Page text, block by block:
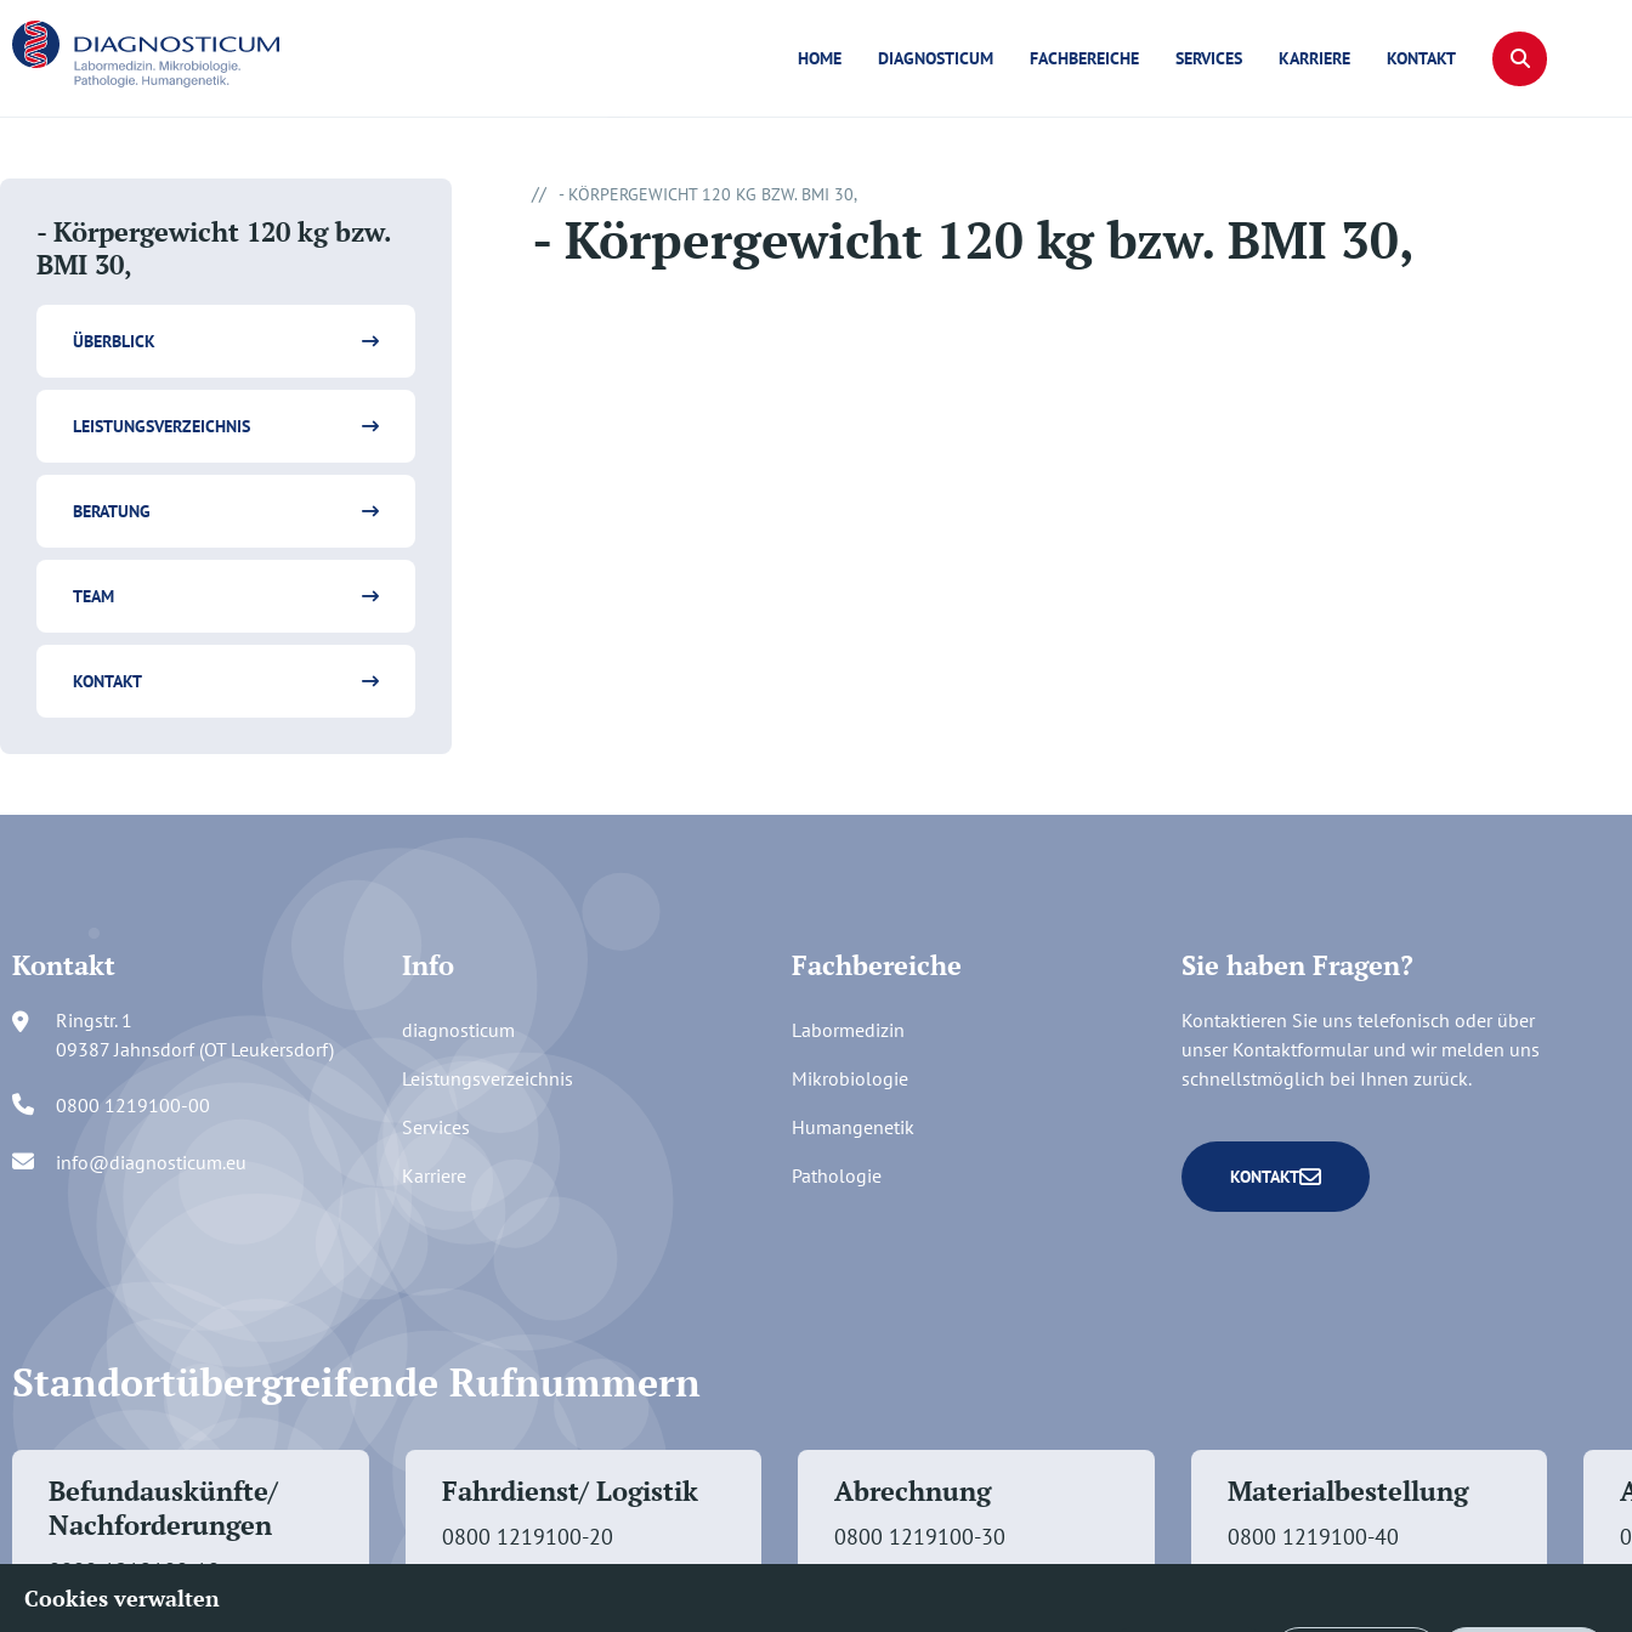
Cookies verwalten
HOME DIAGNOSTICUM FACHBEREICHE SERVICES KARRIERE KONTAKT
- Körpergewicht 120 kg bzw.
BMI 30,
ÜBERBLICK
LEISTUNGSVERZEICHNIS
BERATUNG
TEAM
KONTAKT
// - KÖRPERGEWICHT 120 KG BZW. BMI 30,
- Körpergewicht 120 kg bzw. BMI 30,
Kontakt
Ringstr. 1
09387 Jahnsdorf (OT Leukersdorf)
0800 1219100-00
info@diagnosticum.eu
Info
diagnosticum
Leistungsverzeichnis
Services
Karriere
Fachbereiche
Labormedizin
Mikrobiologie
Humangenetik
Pathologie
Sie haben Fragen?
Kontaktieren Sie uns telefonisch oder über
unser Kontaktformular und wir melden uns
schnellstmöglich bei Ihnen zurück.
KONTAKT
Standortübergreifende Rufnummern
Befundauskünfte/
Nachforderungen
0800 1219100-10
Fahrdienst/ Logistik
0800 1219100-20
Abrechnung
0800 1219100-30
Materialbestellung
0800 1219100-40